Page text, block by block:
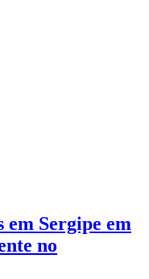
Sergipe em
no